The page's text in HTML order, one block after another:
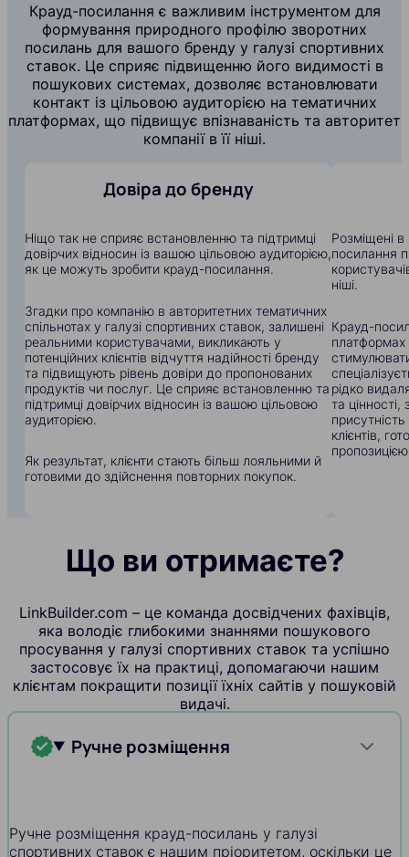
Крауд-посилання є важливим інструментом для
формування природного профілю зворотних
посилань для вашого бренду у галузі спортивних
ставок. Це сприяє підвищенню його видимості в
пошукових системах, дозволяє встановлювати
контакт із цільовою аудиторією на тематичних
платформах, що підвищує впізнаваність та авторитет
компанії в її ніші.
Довіра до бренду
Ніщо так не сприяє встановленню та підтримці
довірчих відносин із вашою цільовою аудиторією,
як це можуть зробити крауд-посилання.
Згадки про компанію в авторитетних тематичних
спільнотах у галузі спортивних ставок, залишені
реальними користувачами, викликають у
потенційних клієнтів відчуття надійності бренду
та підвищують рівень довіри до пропонованих
продуктів чи послуг. Це сприяє встановленню та
підтримці довірчих відносин із вашою цільовою
аудиторією.
Як результат, клієнти стають більш лояльними й
готовими до здійснення повторних покупок.
Розміщені в
посилання
ніші.
Крауд-
рідко
та
клієнтів,
Що ви отримаєте?
LinkBuilder.com – це команда досвідчених фахівців,
яка володіє глибокими знаннями пошукового
просування у галузі спортивних ставок та успішно
застосовує їх на практиці, допомагаючи нашим
клієнтам покращити позиції їхніх сайтів у пошуковій
видачі.
Ручне розміщення
Ручне розміщення крауд-посилань у галузі
спортивних ставок є нашим пріоритетом, оскільки це